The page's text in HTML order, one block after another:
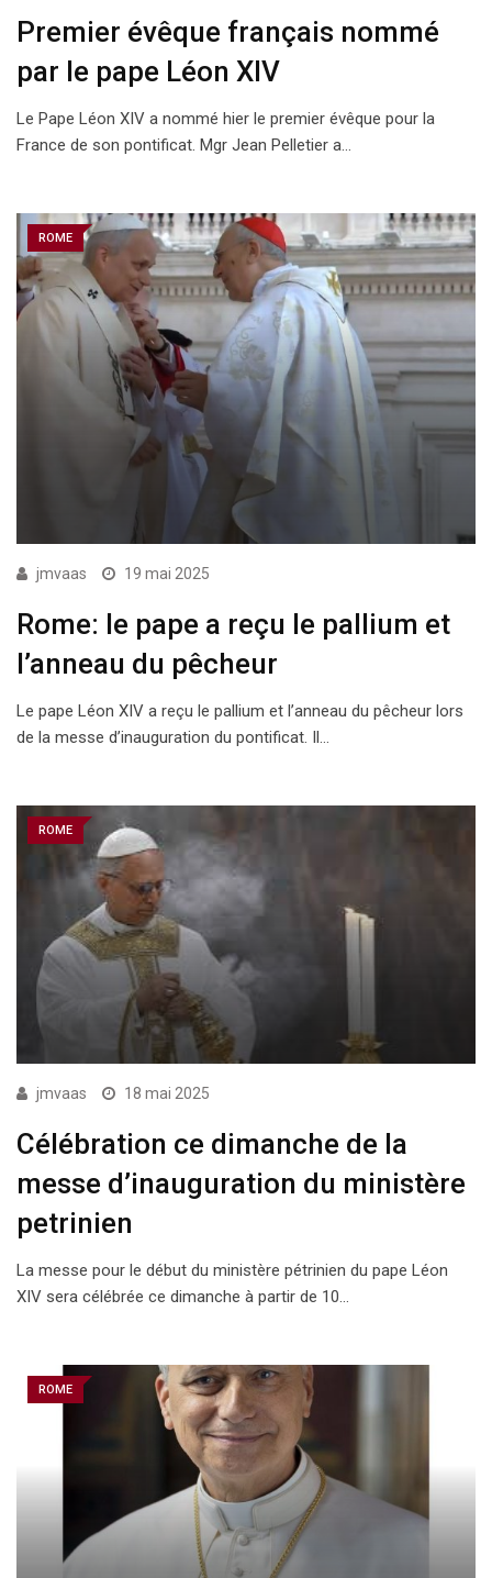
Premier évêque français nommé
par le pape Léon XIV
Le Pape Léon XIV a nommé hier le premier évêque pour la
France de son pontificat. Mgr Jean Pelletier a…
ROME
jmvaas 19 mai 2025
Rome: le pape a reçu le pallium et
l’anneau du pêcheur
Le pape Léon XIV a reçu le pallium et l’anneau du pêcheur lors
de la messe d’inauguration du pontificat. Il…
ROME
jmvaas 18 mai 2025
Célébration ce dimanche de la
messe d’inauguration du ministère
petrinien
La messe pour le début du ministère pétrinien du pape Léon
XIV sera célébrée ce dimanche à partir de 10…
ROME